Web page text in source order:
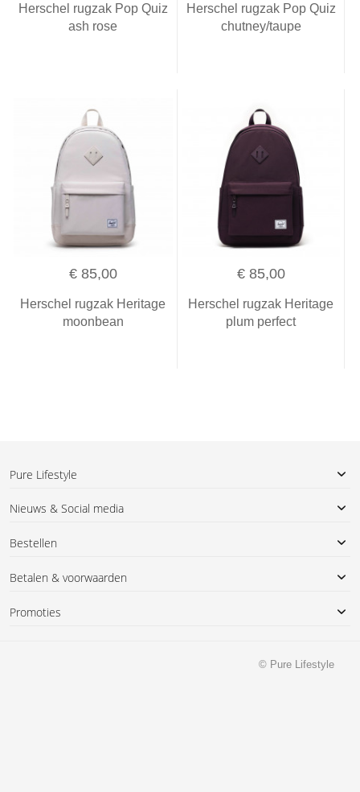
Herschel rugzak Pop Quiz
ash rose
Herschel rugzak Pop Quiz
chutney/taupe
€ 85,00
Herschel rugzak Heritage
moonbean
€ 85,00
Herschel rugzak Heritage
plum perfect
Pure Lifestyle
Nieuws & Social media
Bestellen
Betalen & voorwaarden
Promoties
© Pure Lifestyle